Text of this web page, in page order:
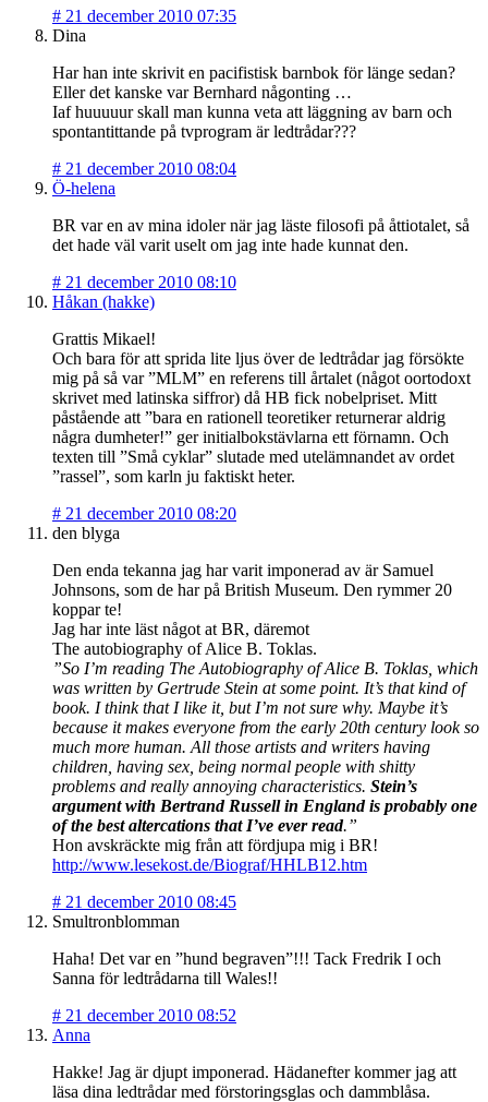
# 21 december 2010 07:35
Dina
Har han inte skrivit en pacifistisk barnbok för länge sedan?
Eller det kanske var Bernhard någonting …
Iaf huuuuur skall man kunna veta att läggning av barn och
spontantittande på tvprogram är ledtrådar???
# 21 december 2010 08:04
Ö-helena
BR var en av mina idoler när jag läste filosofi på åttiotalet, så
det hade väl varit uselt om jag inte hade kunnat den.
# 21 december 2010 08:10
Håkan (hakke)
Grattis Mikael!
Och bara för att sprida lite ljus över de ledtrådar jag försökte
mig på så var ”MLM” en referens till årtalet (något oortodoxt
skrivet med latinska siffror) då HB fick nobelpriset. Mitt
påstående att ”bara en rationell teoretiker returnerar aldrig
några dumheter!” ger initialbokstävlarna ett förnamn. Och
texten till ”Små cyklar” slutade med utelämnandet av ordet
”rassel”, som karln ju faktiskt heter.
# 21 december 2010 08:20
den blyga
Den enda tekanna jag har varit imponerad av är Samuel
Johnsons, som de har på British Museum. Den rymmer 20
koppar te!
Jag har inte läst något at BR, däremot
The autobiography of Alice B. Toklas.
”So I’m reading The Autobiography of Alice B. Toklas, which
was written by Gertrude Stein at some point. It’s that kind of
book. I think that I like it, but I’m not sure why. Maybe it’s
because it makes everyone from the early 20th century look so
much more human. All those artists and writers having
children, having sex, being normal people with shitty
problems and really annoying characteristics. Stein’s
argument with Bertrand Russell in England is probably one
of the best altercations that I’ve ever read.”
Hon avskräckte mig från att fördjupa mig i BR!
http://www.lesekost.de/Biograf/HHLB12.htm
# 21 december 2010 08:45
Smultronblomman
Haha! Det var en ”hund begraven”!!! Tack Fredrik I och
Sanna för ledtrådarna till Wales!!
# 21 december 2010 08:52
Anna
Hakke! Jag är djupt imponerad. Hädanefter kommer jag att
läsa dina ledtrådar med förstoringsglas och dammblåsa.